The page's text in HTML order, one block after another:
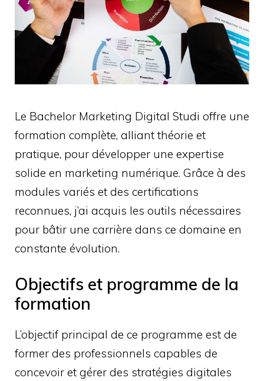
Le Bachelor Marketing Digital Studi offre une
formation complète, alliant théorie et
pratique, pour développer une expertise
solide en marketing numérique. Grâce à des
modules variés et des certifications
reconnues, j’ai acquis les outils nécessaires
pour bâtir une carrière dans ce domaine en
constante évolution.
Objectifs et programme de la
formation
L’objectif principal de ce programme est de
former des professionnels capables de
concevoir et gérer des stratégies digitales